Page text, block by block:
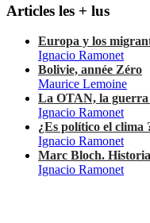
Articles les + lus
Europa y los
Ignacio Ramonet
Bolivie, année Zéro
Maurice Lemoine
La OTAN, la
Ignacio Ramonet
¿Es político el clima
Ignacio Ramonet
Marc Bloch.
Ignacio Ramonet